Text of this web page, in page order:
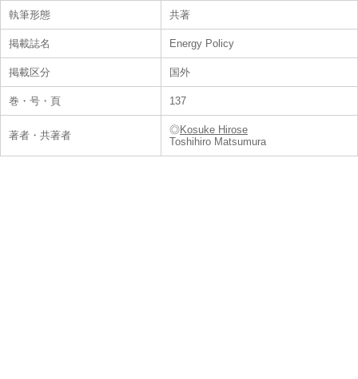
執筆形態 共著
掲載誌名 Energy Policy
掲載区分 国外
巻・号・頁 137
著者・共著者 ◎Kosuke Hirose
Toshihiro Matsumura